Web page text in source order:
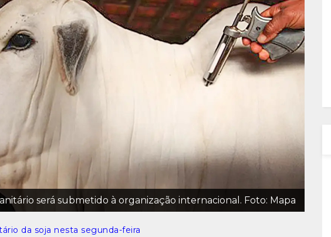
será submetido à organização internacional. Foto: Mapa
da soja nesta segunda-feira